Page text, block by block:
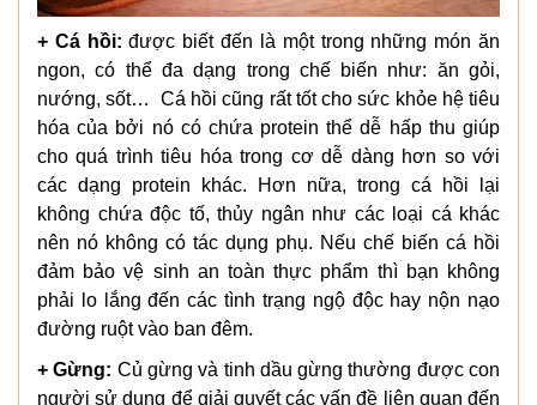
+ Cá hồi: được biết đến là một trong những món ăn
ngon, có thể đa dạng trong chế biến như: ăn gỏi,
nướng, sốt… Cá hồi cũng rất tốt cho sức khỏe hệ tiêu
hóa của bởi nó có chứa protein thể dễ hấp thu giúp
cho quá trình tiêu hóa trong cơ dễ dàng hơn so với
các dạng protein khác. Hơn nữa, trong cá hồi lại
không chứa độc tố, thủy ngân như các loại cá khác
nên nó không có tác dụng phụ. Nếu chế biến cá hồi
đảm bảo vệ sinh an toàn thực phẩm thì bạn không
phải lo lắng đến các tình trạng ngộ độc hay nộn nạo
đường ruột vào ban đêm.
+ Gừng: Củ gừng và tinh dầu gừng thường được con
người sử dụng để giải quyết các vấn đề liên quan đến